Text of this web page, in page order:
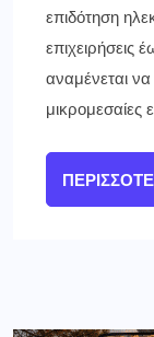
επιδότηση
επιχειρήσεις
αναμένεται να
μικρομεσαίες